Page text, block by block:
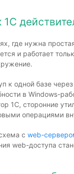
где нужна
и работает
к одной базе
в Windows-
1С, сторонние
операциями
с web-
web-доступа